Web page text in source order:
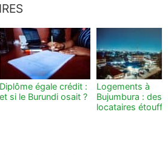
Diplôme égale crédit :
et si le Burundi osait ?
Logements à
Bujumbura : des
locataires